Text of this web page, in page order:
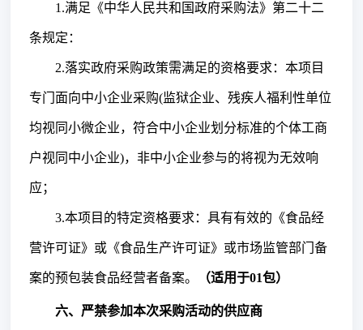
1.满足《中华人民共和国政府采购法》第二十二
条规定：
2.落实政府采购政策需满足的资格要求：本项目
专门面向中小企业采购(监狱企业、残疾人福利性单位
均视同小微企业，符合中小企业划分标准的个体工商
户视同中小企业)，非中小企业参与的将视为无效响
应；
3.本项目的特定资格要求：具有有效的《食品经
营许可证》或《食品生产许可证》或市场监管部门备
案的预包装食品经营者备案。 （适用于01包）
六、严禁参加本次采购活动的供应商